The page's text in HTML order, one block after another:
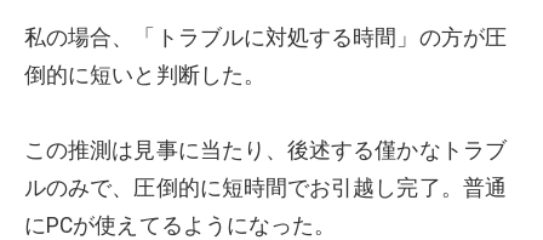
私の場合、「トラブルに対処する時間」の方が圧
倒的に短いと判断した。
この推測は見事に当たり、後述する僅かなトラブ
ルのみで、圧倒的に短時間でお引越し完了。普通
にPCが使えてるようになった。